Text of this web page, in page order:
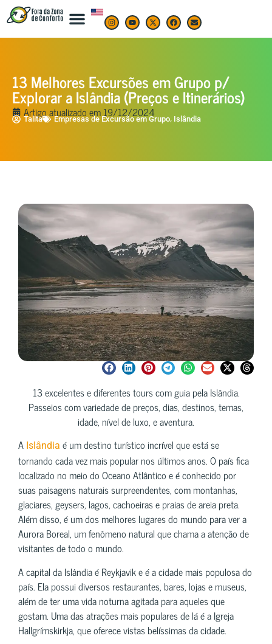
13 Melhores Excursões em Grupo p/
Explorar a Islândia (Preços e Itinerários)
Artigo atualizado em19/12/2024
Talita Empresas de Excursão em Grupo, Islândia
13 excelentes e diferentes tours com guia pela Islândia.
Passeios com variedade de preços, dias, destinos, temas,
idade, nível de luxo, e aventura.
A Islândia é um destino turístico incrível que está se
tornando cada vez mais popular nos últimos anos. O país fica
localizado no meio do Oceano Atlântico e é conhecido por
suas paisagens naturais surpreendentes, com montanhas,
glaciares, geysers, lagos, cachoeiras e praias de areia preta.
Além disso, é um dos melhores lugares do mundo para ver a
Aurora Boreal, um fenômeno natural que chama a atenção de
visitantes de todo o mundo.
A capital da Islândia é Reykjavik e é a cidade mais populosa do
país. Ela possui diversos restaurantes, bares, lojas e museus,
além de ter uma vida noturna agitada para aqueles que
gostam. Uma das atrações mais populares de lá é a Igreja
Hallgrímskirkja, que oferece vistas belíssimas da cidade.